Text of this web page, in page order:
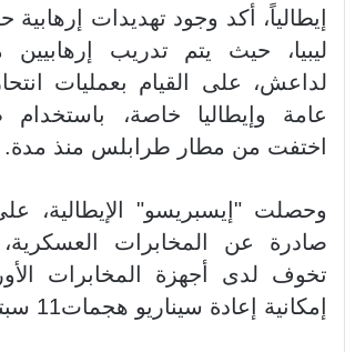
إيطالياً، أكد وجود تهديدات إرهابية
ليبيا، حيث يتم تدريب إرهابيين
لداعش، على القيام بعمليات
عامة وإيطاليا خاصة، باستخدام
اختفت من مطار طرابلس منذ مدة.
وحصلت "إيسبريسو" الإيطالية،
صادرة عن المخابرات
تخوف لدى أجهزة المخابرات
إمكانية إعادة سيناريو هجمات11 سبتمبر عبر ليبيا.